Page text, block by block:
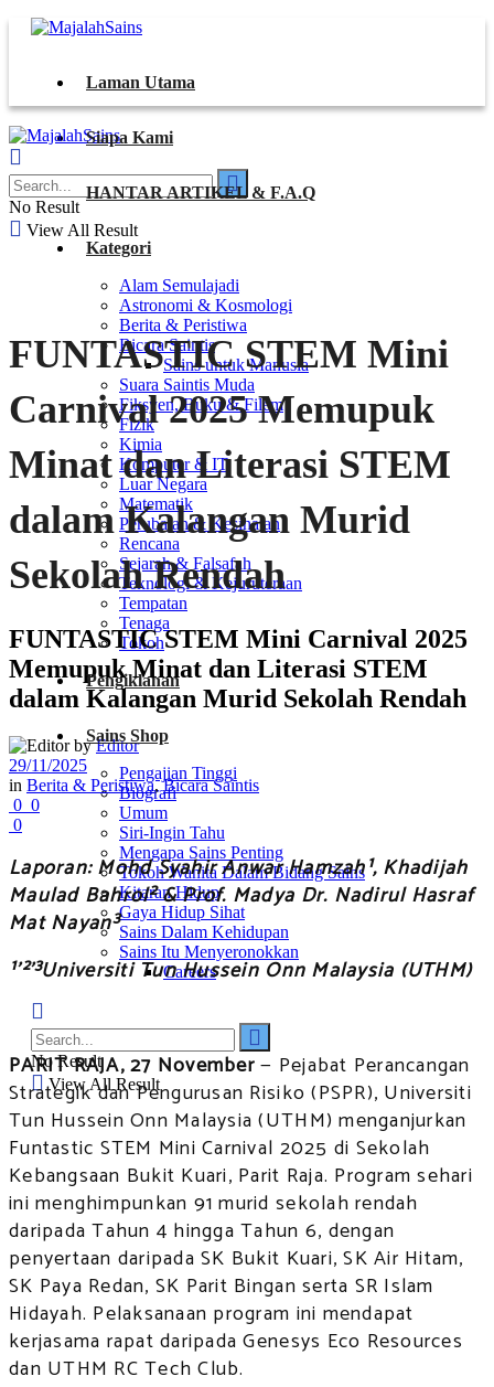
Laman Utama
Siapa Kami
HANTAR ARTIKEL & F.A.Q
Kategori
Alam Semulajadi
Astronomi & Kosmologi
Berita & Peristiwa
Bicara Saintis
Sains untuk Manusia
Suara Saintis Muda
Fiksyen, Buku & Filem
Fizik
Kimia
Komputer & IT
Luar Negara
Matematik
Perubatan & Kesihatan
Rencana
Sejarah & Falsafah
Teknologi & Kejuruteraan
Tempatan
Tenaga
Tokoh
Pengiklanan
Sains Shop
Pengajian Tinggi
Biografi
Umum
Siri-Ingin Tahu
Mengapa Sains Penting
Tokoh Wanita Dalam Bidang Sains
Kitaran Hidup
Gaya Hidup Sihat
Sains Dalam Kehidupan
Sains Itu Menyeronokkan
Careers
No Result
View All Result
No Result
View All Result
FUNTASTIC STEM Mini
Carnival 2025 Memupuk
Minat dan Literasi STEM
dalam Kalangan Murid
Sekolah Rendah
FUNTASTIC STEM Mini Carnival 2025
Memupuk Minat dan Literasi STEM
dalam Kalangan Murid Sekolah Rendah
by Editor
29/11/2025
in Berita & Peristiwa,Bicara Saintis
0 0
0
Laporan:Mohd Syahir Anwar Hamzah¹, Khadijah
Maulad Bahrol² & Prof. Madya Dr. Nadirul Hasraf
Mat Nayan³
¹’²’³Universiti Tun Hussein Onn Malaysia (UTHM)
PARIT RAJA, 27 November— Pejabat Perancangan
Strategik dan Pengurusan Risiko (PSPR), Universiti
Tun Hussein Onn Malaysia (UTHM) menganjurkan
Funtastic STEM Mini Carnival 2025 di Sekolah
Kebangsaan Bukit Kuari, Parit Raja. Program sehari
ini menghimpunkan 91 murid sekolah rendah
daripada Tahun 4 hingga Tahun 6, dengan
penyertaan daripada SK Bukit Kuari, SK Air Hitam,
SK Paya Redan, SK Parit Bingan serta SR Islam
Hidayah. Pelaksanaan program ini mendapat
kerjasama rapat daripada Genesys Eco Resources
dan UTHM RC Tech Club.